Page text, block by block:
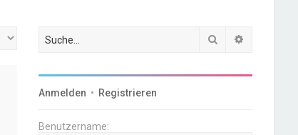
Suche
Anmelden • Registrieren
Benutzername: